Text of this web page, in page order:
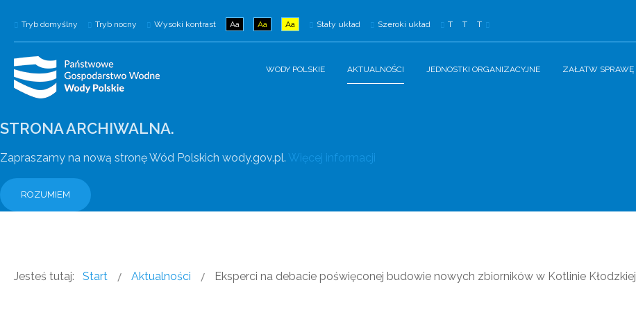
Tryb domyślny Tryb nocny Wysoki kontrast Aa Aa Aa Stały układ Szeroki układ T T T
WODY POLSKIE AKTUALNOŚCI JEDNOSTKI ORGANIZACYJNE ZAŁATW SPRAWĘ
STRONA ARCHIWALNA.
Zapraszamy na nową stronę Wód Polskich wody.gov.pl. Więcej informacji
ROZUMIEM
Jesteś tutaj: Start Aktualności Eksperci na debacie poświęconej budowie nowych zbiorników w Kotlinie Kłodzkiej